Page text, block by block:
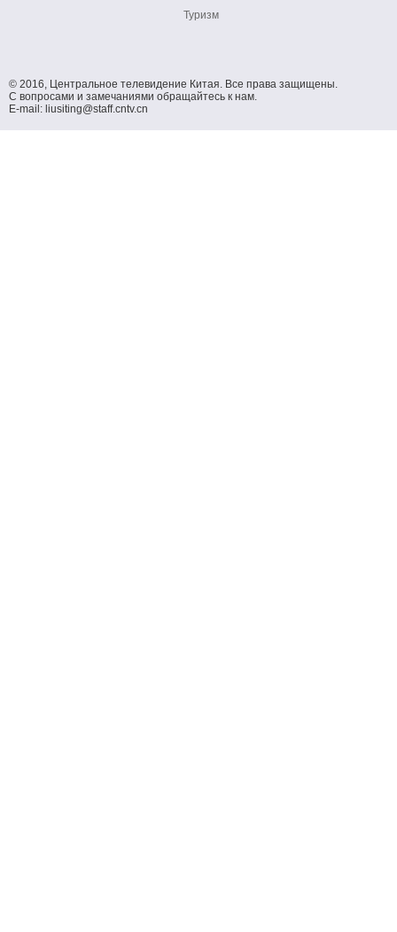
Туризм
© 2016, Центральное телевидение Китая. Все права защищены.
С вопросами и замечаниями обращайтесь к нам.
E-mail: liusiting@staff.cntv.cn